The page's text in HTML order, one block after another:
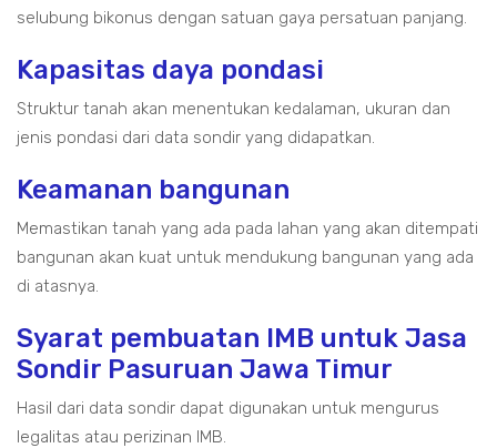
selubung bikonus dengan satuan gaya persatuan panjang.
Kapasitas daya pondasi
Struktur tanah akan menentukan kedalaman, ukuran dan
jenis pondasi dari data sondir yang didapatkan.
Keamanan bangunan
Memastikan tanah yang ada pada lahan yang akan ditempati
bangunan akan kuat untuk mendukung bangunan yang ada
di atasnya.
Syarat pembuatan IMB untuk Jasa
Sondir Pasuruan Jawa Timur
Hasil dari data sondir dapat digunakan untuk mengurus
legalitas atau perizinan IMB.